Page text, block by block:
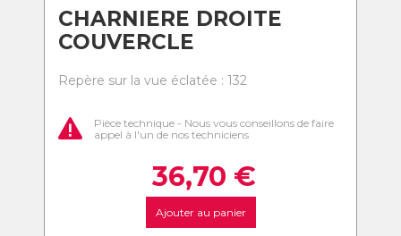
CHARNIERE DROITE
COUVERCLE
Repère sur la vue éclatée : 132
Pièce technique - Nous vous conseillons de faire
appel à l'un de nos techniciens
36,70 €
Ajouter au panier